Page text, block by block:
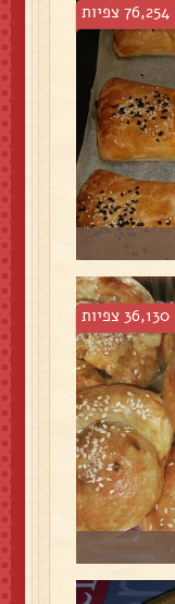
76,254 צפיות
36,130 צפיות